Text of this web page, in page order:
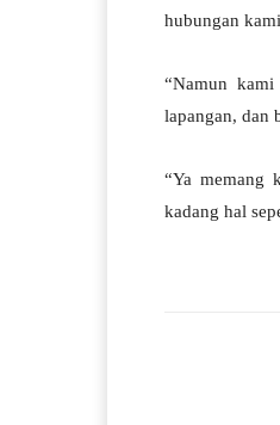
hubungan
“Namun
lapangan, dan
“Ya memang
kadang hal